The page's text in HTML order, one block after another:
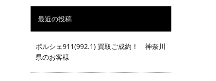
最近の投稿
ポルシェ911(992.1) 買取ご成約！ 神奈川
県のお客様